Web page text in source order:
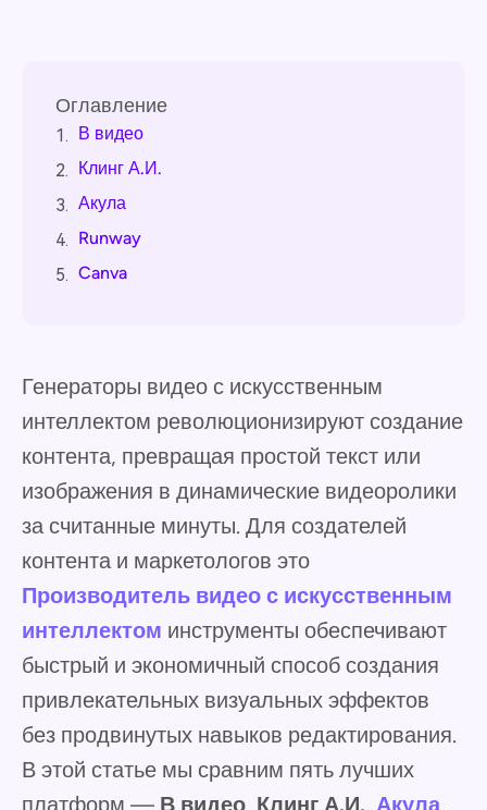
Оглавление
1. В видео
2. Клинг А.И.
3. Акула
4. Runway
5. Canva
Генераторы видео с искусственным
интеллектом революционизируют создание
контента, превращая простой текст или
изображения в динамические видеоролики
за считанные минуты. Для создателей
контента и маркетологов это
Производитель видео с искусственным
интеллектом инструменты обеспечивают
быстрый и экономичный способ создания
привлекательных визуальных эффектов
без продвинутых навыков редактирования.
В этой статье мы сравним пять лучших
платформ — В видео, Клинг А.И., Акула,